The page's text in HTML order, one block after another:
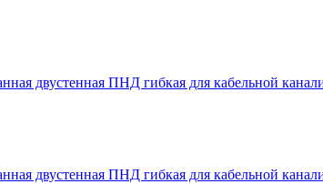
двустенная ПНД гибкая для кабельной
двустенная ПНД гибкая для кабельной